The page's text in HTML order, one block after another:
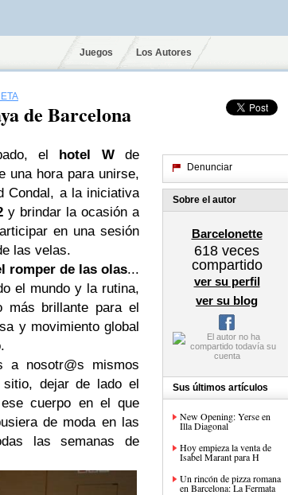
Juegos Los Autores
de Barcelona
el hotel Wde
una hora para unirse,
Condal, a la iniciativa
y brindar la ocasión a
en una sesión
las velas.
romper de las olas...
el mundo y la rutina,
más brillante para el
y movimiento global
a nosotr@s mismos
dejar de lado el
cuerpo en el que
de moda en las
las semanas de
Denunciar
Sobre el autor
Barcelonette
618 veces
compartido
ver su perfil
ver su blog
Sus últimos artículos
New Opening: Yerse en
Illa Diagonal
Hoy empieza la venta de
Isabel Marant para H
Un rincón de pizza romana
en Barcelona: La Fermata